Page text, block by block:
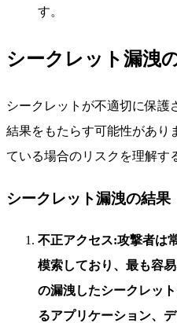
す。
シークレット漏洩
シークレットが不適切に保護
結果をもたらす可能性があり
ている場合のリスクを理解す
シークレット漏洩の結果
不正アクセス:攻撃者は
模索しており、最も容
の漏洩したシークレッ
るアプリケーション、